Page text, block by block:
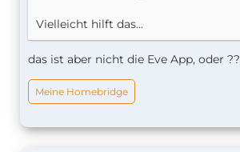
Vielleicht hilft das...
das ist aber nicht die Eve App, oder ??
Meine Homebridge